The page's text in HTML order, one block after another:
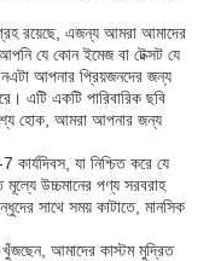
রয়েছে, এজন্য আমরা আমাদের
যে কোন ইমেজ বা টেক্সট যে
আপনার প্রিয়জনদের জন্য
এটি একটি পারিবারিক ছবি
হোক, আমরা আপনার জন্য
যা নিশ্চিত করে যে
উচ্চমানের পণ্য সরবরাহ
সাথে সময় কাটাতে, মানসিক
আমাদের কাস্টম মুদ্রিত